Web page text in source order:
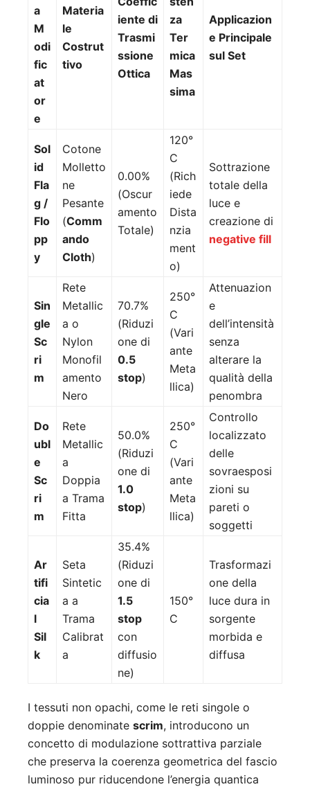
a
M
odi
fic
at
or
e
Materia
le
Costrut
tivo
iente di
Trasmi
ssione
Ottica
za
Ter
mica
Mas
sima
Applicazion
e Principale
sul Set
Sol
id
Fla
g /
Flo
pp
y
Cotone
Molletto
ne
Pesante
(Comm
ando
Cloth)
0.00%
(Oscur
amento
Totale)
120°
C
(Rich
iede
Dista
nzia
ment
o)
Sottrazione
totale della
luce e
creazione di
negative fill
Sin
gle
Sc
ri
m
Rete
Metallic
a o
Nylon
Monofil
amento
Nero
70.7%
(Riduzi
one di
0.5
stop)
250°
C
(Vari
ante
Meta
llica)
Attenuazion
e
dell’intensità
senza
alterare la
qualità della
penombra
Do
ubl
e
Sc
ri
m
Rete
Metallic
a
Doppia
a Trama
Fitta
50.0%
(Riduzi
one di
1.0
stop)
250°
C
(Vari
ante
Meta
llica)
Controllo
localizzato
delle
sovraesposi
zioni su
pareti o
soggetti
Ar
tifi
cia
l
Sil
k
Seta
Sintetic
a a
Trama
Calibrat
a
35.4%
(Riduzi
one di
1.5
stop
con
diffusio
ne)
150°
C
Trasformazi
one della
luce dura in
sorgente
morbida e
diffusa
I tessuti non opachi, come le reti singole o
doppie denominate scrim, introducono un
concetto di modulazione sottrattiva parziale
che preserva la coerenza geometrica del fascio
luminoso pur riducendone l’energia quantica